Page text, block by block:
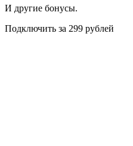
И другие бонусы.
Подключить за 299 рублей